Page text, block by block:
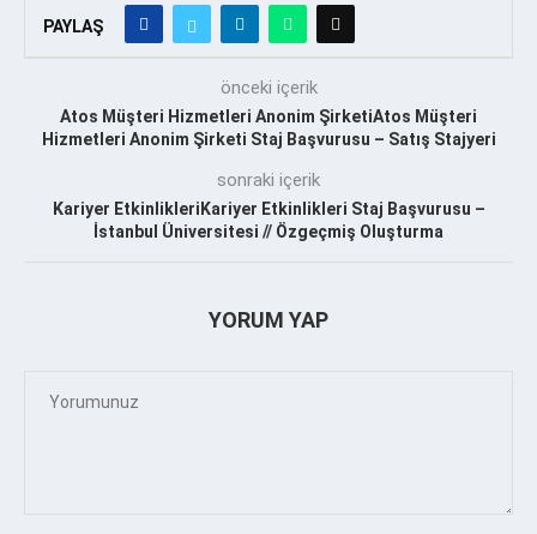
PAYLAŞ
önceki içerik
Atos Müşteri Hizmetleri Anonim ŞirketiAtos Müşteri
Hizmetleri Anonim Şirketi Staj Başvurusu – Satış Stajyeri
sonraki içerik
Kariyer EtkinlikleriKariyer Etkinlikleri Staj Başvurusu –
İstanbul Üniversitesi // Özgeçmiş Oluşturma
YORUM YAP